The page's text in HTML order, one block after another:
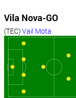
Vila Nova-GO
(TEC)Vail Mota